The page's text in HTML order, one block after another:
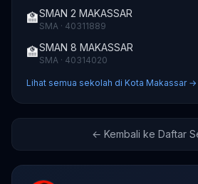
🏫SMAN 2 MAKASSAR
SMA · 40311889
🏫SMAN 8 MAKASSAR
SMA · 40314020
Lihat semua sekolah di Kota Makassar →
← Kembali ke Daftar